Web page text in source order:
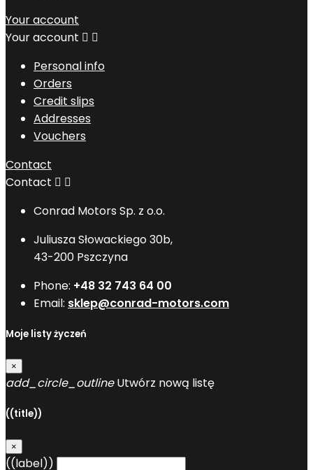
Your account
Your account  
Personal info
Orders
Credit slips
Addresses
Vouchers
Contact
Contact  
Conrad Motors Sp. z o.o.
Juliusza Słowackiego 30b,
43-200 Pszczyna
Phone: +48 32 743 64 00
Email: sklep@conrad-motors.com
Moje listy życzeń
×
add_circle_outlineUtwórz nową listę
((title))
×
((label))